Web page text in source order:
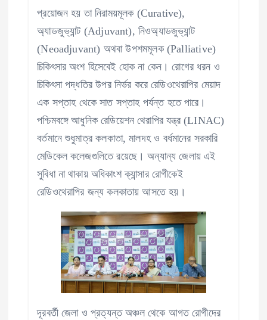
প্রয়োজন হয় তা নিরাময়মূলক (Curative),
অ্যাডজুভ্যান্ট (Adjuvant), নিওঅ্যাডজুভ্যান্ট
(Neoadjuvant) অথবা উপশমমূলক (Palliative)
চিকিৎসার অংশ হিসেবেই হোক না কেন। রোগের ধরন ও
চিকিৎসা পদ্ধতির উপর নির্ভর করে রেডিওথেরাপির মেয়াদ
এক সপ্তাহ থেকে সাত সপ্তাহ পর্যন্ত হতে পারে।
পশ্চিমবঙ্গে আধুনিক রেডিয়েশন থেরাপির যন্ত্র (LINAC)
বর্তমানে শুধুমাত্র কলকাতা, মালদহ ও বর্ধমানের সরকারি
মেডিকেল কলেজগুলিতে রয়েছে। অন্যান্য জেলায় এই
সুবিধা না থাকায় অধিকাংশ ক্যান্সার রোগীকেই
রেডিওথেরাপির জন্য কলকাতায় আসতে হয়।
দূরবর্তী জেলা ও প্রত্যন্ত অঞ্চল থেকে আগত রোগীদের